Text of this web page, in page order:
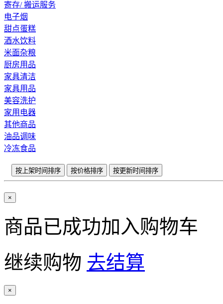
寄存/ 搬运服务
电子烟
甜点蛋糕
酒水饮料
米面杂粮
厨房用品
家具清洁
家具用品
美容洗护
家用电器
其他商品
油品调味
冷冻食品
按上架时间排序 按价格排序 按更新时间排序
×
商品已成功加入购物车
继续购物 去结算
×